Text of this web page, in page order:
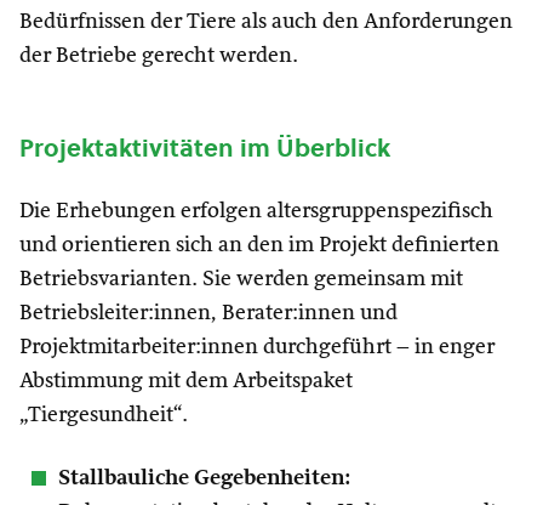
Bedürfnissen der Tiere als auch den Anforderungen
der Betriebe gerecht werden.
Projektaktivitäten im Überblick
Die Erhebungen erfolgen altersgruppenspezifisch
und orientieren sich an den im Projekt definierten
Betriebsvarianten. Sie werden gemeinsam mit
Betriebsleiter:innen, Berater:innen und
Projektmitarbeiter:innen durchgeführt – in enger
Abstimmung mit dem Arbeitspaket
„Tiergesundheit“.
Stallbauliche Gegebenheiten: